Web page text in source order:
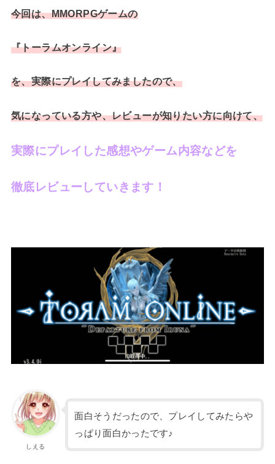
今回は、MMORPGゲームの
『トーラムオンライン』
を、実際にプレイしてみましたので、
気になっている方や、レビューが知りたい方に向けて、
実際にプレイした感想やゲーム内容などを
徹底レビューしていきます！
しえる
面白そうだったので、プレイしてみたらや
っぱり面白かったです♪